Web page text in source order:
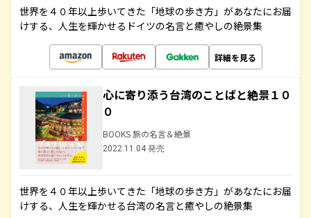
世界を４０年以上歩いてきた「地球の歩き方」があなたにお届
けする、人生を輝かせるドイツの名言と癒やしの絶景集
詳細を見る
心に寄り添う台湾のことばと絶景１０
０
BOOKS 旅の名言＆絶景
2022.11.04 発売
世界を４０年以上歩いてきた「地球の歩き方」があなたにお届
けする、人生を輝かせる台湾の名言と癒やしの絶景集